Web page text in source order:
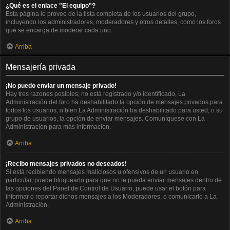
¿Qué es el enlace "El equipo"?
Esta página le provee de la lista completa de los usuarios del grupo,
incluyendo los administradores, moderadores y otros detalles, como los foros
que se encarga de moderar cada uno.
Arriba
Mensajería privada
¡No puedo enviar un mensaje privado!
Hay tres razones posibles; no está registrado y/o identificado, La
Administración del foro ha deshabilitado la opción de mensajes privados para
todos los usuarios, o bien La Administración ha deshabilitado para usted, o su
grupo de usuarios, la opción de enviar mensajes. Comuníquese con La
Administración para más información.
Arriba
¡Recibo mensajes privados no deseados!
Si está recibiendo mensajes maliciosos u ofensivos de un usuario en
particular, puede bloquearlo para que no le pueda enviar mensajes dentro de
las opciones del Panel de Control de Usuario, puede usar el botón para
informar o reportar dichos mensajes a los Moderadores, o comunicarlo a La
Administración.
Arriba